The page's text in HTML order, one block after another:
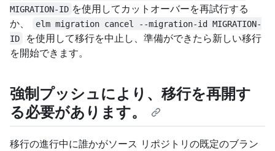
MIGRATION-ID を使用してカットオーバーを再試行する
か、
elm migration cancel --migration-id MIGRATION-
ID
を使用して移行を中止し、準備ができたら新しい移行
を開始できます。
強制プッシュにより、移行を再開す
る必要があります。
移行の進行中に誰かがソース リポジトリの既定のブラン